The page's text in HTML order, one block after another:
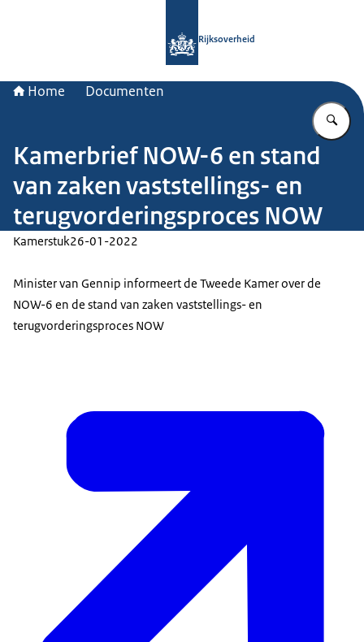
Rijksoverheid
Home Documenten
Kamerbrief NOW-6 en stand
van zaken vaststellings- en
terugvorderingsproces NOW
Kamerstuk26-01-2022
Minister van Gennip informeert de Tweede Kamer over de
NOW-6 en de stand van zaken vaststellings- en
terugvorderingsproces NOW